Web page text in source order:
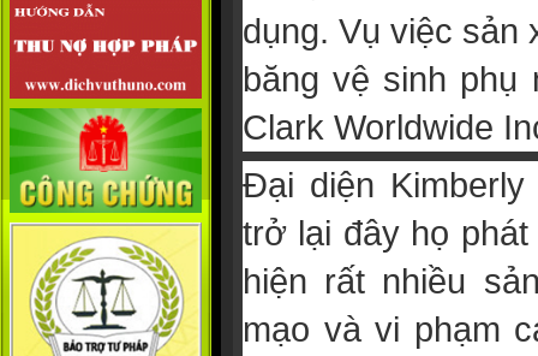
dụng. Vụ việc sản
băng vệ sinh phụ
Clark Worldwide
Đại diện
trở lại đây họ
hiện rất nhiều
mạo và vi phạm